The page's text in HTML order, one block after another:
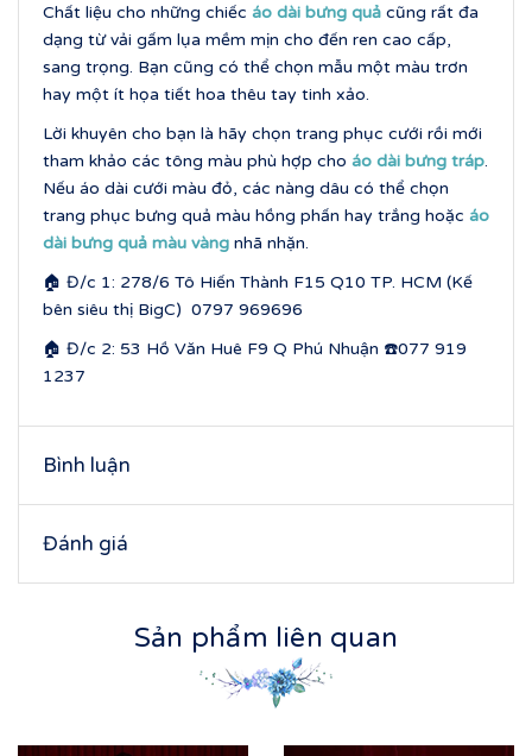
Chất liệu cho những chiếc áo dài bưng quả cũng rất đa
dạng từ vải gấm lụa mềm mịn cho đến ren cao cấp,
sang trọng. Bạn cũng có thể chọn mẫu một màu trơn
hay một ít họa tiết hoa thêu tay tinh xảo.
Lời khuyên cho bạn là hãy chọn trang phục cưới rồi mới
tham khảo các tông màu phù hợp cho áo dài bưng tráp.
Nếu áo dài cưới màu đỏ, các nàng dâu có thể chọn
trang phục bưng quả màu hồng phấn hay trắng hoặc áo
dài bưng quả màu vàng nhã nhặn.
🏠 Đ/c 1: 278/6 Tô Hiến Thành F15 Q10 TP. HCM (Kế
bên siêu thị BigC) 0797 969696
🏠 Đ/c 2: 53 Hồ Văn Huê F9 Q Phú Nhuận ☎️077 919
1237
Bình luận
Đánh giá
Sản phẩm liên quan